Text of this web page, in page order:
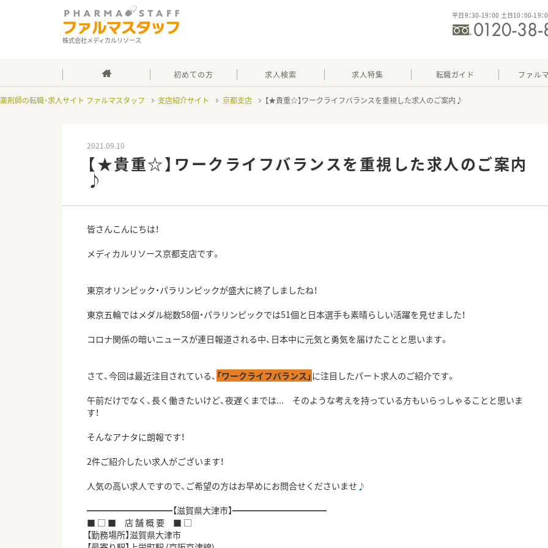
株式会社メディカルリソース
平日9：30-19：00 土日10：00-19
初めての方 求人検索 求人特集 転職ガイド ファル
薬剤師の転職・求人サイト ファルマスタッフ 支店紹介サイト 京都支店 【★貴重☆】ワークライフバランスを重視した求人のご案内♪
2021.09.10
【★貴重☆】ワークライフバランスを重視した求人のご案内
♪
皆さんこんにちは！
メディカルリソース京都支店です。
東京オリンピック・パラリンピックが盛大に終了しましたね！
東京五輪ではメダル総数58個・パラリンピックでは51個と日本選手も素晴らしい活躍を見せました！
コロナ関係の暗いニュースが連日報道される中、日本中に元気と勇気を届けたことと思います。
さて、今回は最近注目されている、 「ワークライフバランス」 に注目したパート求人のご紹介です。
午前だけでなく、長く働きたいけど、夜遅くまでは... そのような考えを持っている方もいらっしゃることと思いま
す！
そんなアナタに朗報です！
2件ご紹介したい求人がございます！
人気の高い求人ですので、ご希望の方はお早めにお問合せくださいませ ♪
━━━━━━━━━━【滋賀県大津市】━━━━━━━━━━━
■ □ ■ 店 舗 概 要 ■ □
【勤務場所】滋賀県大津市